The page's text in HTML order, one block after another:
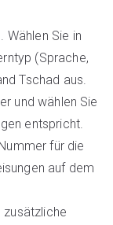
Wählen Sie in
(Sprache,
Tschad aus.
und wählen Sie
entspricht.
für die
auf dem
zusätzliche